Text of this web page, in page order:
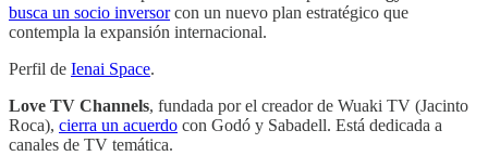
busca un socio inversorcon un nuevo plan estratégico que
contempla la expansión internacional.
Perfil de Ienai Space.
Love TV Channels, fundada por el creador de Wuaki TV (Jacinto
Roca), cierra un acuerdo con Godó y Sabadell. Está dedicada a
canales de TV temática.